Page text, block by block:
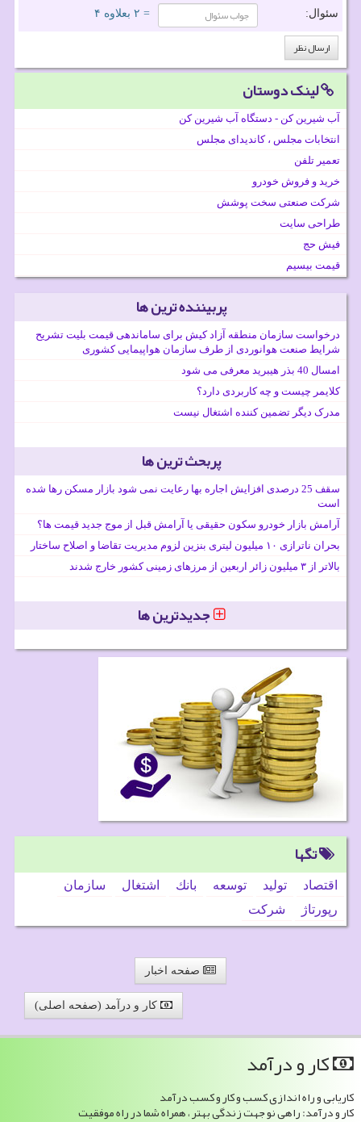
سئوال: = ۲ بعلاوه ۴
لینک دوستان
آب شیرین کن - دستگاه آب شیرین کن
انتخابات مجلس ، کاندیدای مجلس
تعمیر تلفن
خرید و فروش خودرو
شرکت صنعتی سخت پوشش
طراحی سایت
فیش حج
قیمت بیسیم
پربیننده ترین ها
درخواست سازمان منطقه آزاد کیش برای ساماندهی قیمت بلیت تشریح
شرایط صنعت هوانوردی از طرف سازمان هواپیمایی کشوری
امسال 40 بذر هیبرید معرفی می شود
کلایمر چیست و چه کاربردی دارد؟
مدرک دیگر تضمین کننده اشتغال نیست
پربحث ترین ها
سقف 25 درصدی افزایش اجاره بها رعایت نمی شود بازار مسکن رها شده
است
آرامش بازار خودرو سکون حقیقی یا آرامش قبل از موج جدید قیمت ها؟
بحران ناترازی ۱۰ میلیون لیتری بنزین لزوم مدیریت تقاضا و اصلاح ساختار
بالاتر از ۳ میلیون زائر اربعین از مرزهای زمینی کشور خارج شدند
جدیدترین ها
تگها
اقتصاد تولید توسعه بانك اشتغال
سازمان
رپورتاژ
شركت
صفحه اخبار
کار و درآمد (صفحه اصلی)
كار و درآمد
کاریابی و راه اندازی کسب و کار و کسب درآمد
کار و درآمد: راهی نو جهت زندگی بهتر ، همراه شما در راه موفقیت